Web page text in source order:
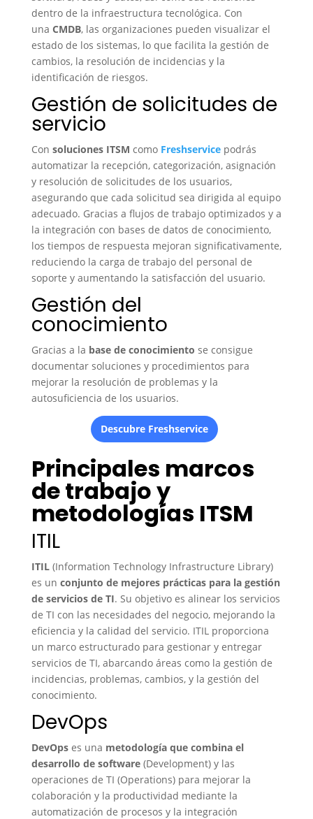
dentro de la infraestructura tecnológica. Con
una CMDB, las organizaciones pueden visualizar el
estado de los sistemas, lo que facilita la gestión de
cambios, la resolución de incidencias y la
identificación de riesgos.
Gestión de solicitudes de
servicio
Con soluciones ITSM como Freshservice podrás
automatizar la recepción, categorización, asignación
y resolución de solicitudes de los usuarios,
asegurando que cada solicitud sea dirigida al equipo
adecuado. Gracias a flujos de trabajo optimizados y a
la integración con bases de datos de conocimiento,
los tiempos de respuesta mejoran significativamente,
reduciendo la carga de trabajo del personal de
soporte y aumentando la satisfacción del usuario.
Gestión del
conocimiento
Gracias a la base de conocimiento se consigue
documentar soluciones y procedimientos para
mejorar la resolución de problemas y la
autosuficiencia de los usuarios.
Descubre Freshservice
Principales marcos
de trabajo y
metodologías ITSM
ITIL
ITIL(Information Technology Infrastructure Library)
es un conjunto de mejores prácticas para la gestión
de servicios de TI. Su objetivo es alinear los servicios
de TI con las necesidades del negocio, mejorando la
eficiencia y la calidad del servicio. ITIL proporciona
un marco estructurado para gestionar y entregar
servicios de TI, abarcando áreas como la gestión de
incidencias, problemas, cambios, y la gestión del
conocimiento.
DevOps
DevOpses una metodología que combina el
desarrollo de software(Development) y las
operaciones de TI (Operations) para mejorar la
colaboración y la productividad mediante la
automatización de procesos y la integración